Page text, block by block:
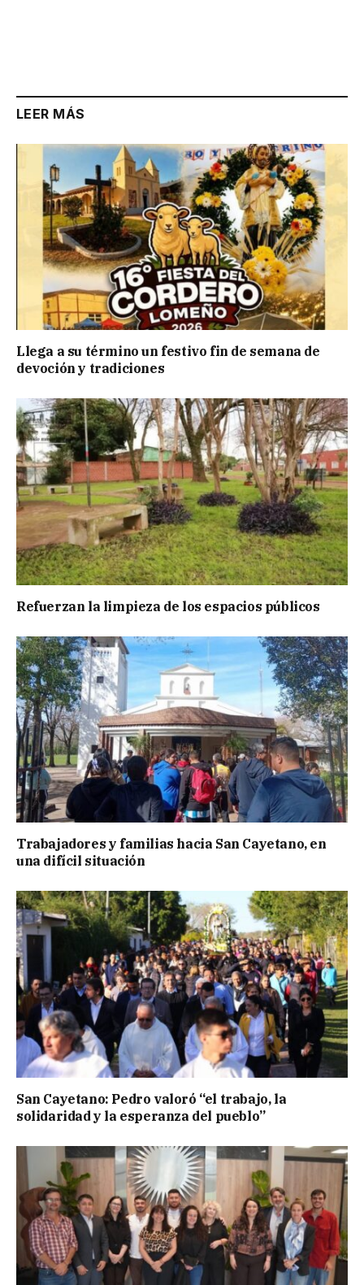
LEER MÁS
Llega a su término un festivo fin de semana de
devoción y tradiciones
Refuerzan la limpieza de los espacios públicos
Trabajadores y familias hacia San Cayetano, en
una difícil situación
San Cayetano: Pedro valoró “el trabajo, la
solidaridad y la esperanza del pueblo”